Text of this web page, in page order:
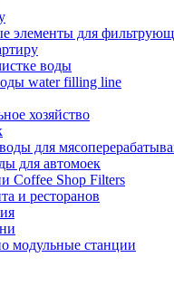
элементы для
воды
water filling line
хозяйство
для
для автомоек
Coffee Shop Filters
и ресторанов
модульные станции